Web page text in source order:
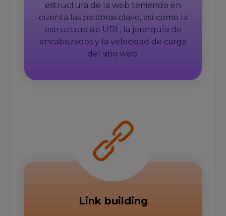
estructura de la web teniendo en
cuenta las palabras clave, así como la
estructura de URL, la jerarquía de
encabezados y la velocidad de carga
del sitio web.
Link building